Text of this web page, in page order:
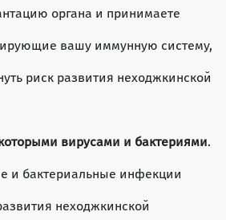
органа и принимаете
вашу иммунную систему,
риск развития неходжкинской
вирусами и бактериями.
и бактериальные инфекции
неходжкинской